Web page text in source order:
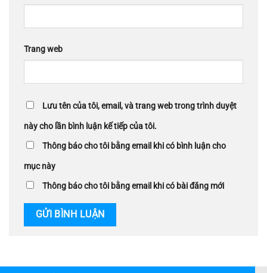
Trang web
Lưu tên của tôi, email, và trang web trong trình duyệt
này cho lần bình luận kế tiếp của tôi.
Thông báo cho tôi bằng email khi có bình luận cho
mục này
Thông báo cho tôi bằng email khi có bài đăng mới